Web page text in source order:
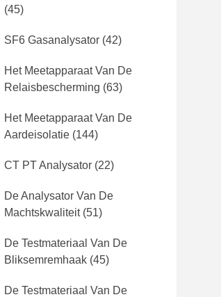
(45)
SF6 Gasanalysator (42)
Het Meetapparaat Van De
Relaisbescherming (63)
Het Meetapparaat Van De
Aardeisolatie (144)
CT PT Analysator (22)
De Analysator Van De
Machtskwaliteit(51)
De Testmateriaal Van De
Bliksemremhaak (45)
De Testmateriaal Van De